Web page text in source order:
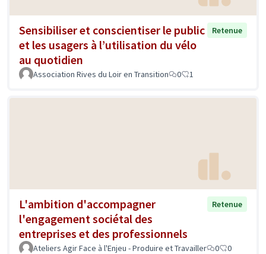
Sensibiliser et conscientiser le public
et les usagers à l’utilisation du vélo
au quotidien
Retenue
Association Rives du Loir en Transition 0 1
L'ambition d'accompagner
l'engagement sociétal des
entreprises et des professionnels
Retenue
Ateliers Agir Face à l'Enjeu - Produire et Travailler 0 0